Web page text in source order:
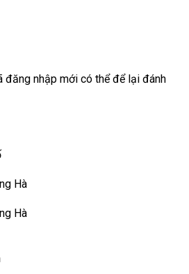
đăng nhập mới có thể để lại đánh
Hà
Hà